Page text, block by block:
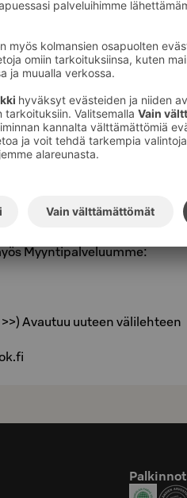
tai
Seurahuoneella
Myyntipalveluumme:
Avautuu uuteen välilehteen